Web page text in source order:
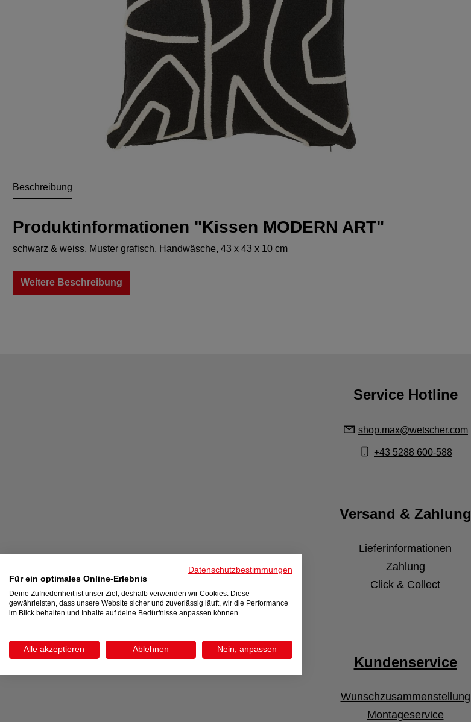
Beschreibung
Produktinformationen "Kissen MODERN ART"
schwarz & weiss, Muster grafisch, Handwäsche, 43 x 43 x 10 cm
Weitere Beschreibung
Service Hotline
shop.max@wetscher.com
+43 5288 600-588
Versand & Zahlung
Lieferinformationen
Zahlung
Click & Collect
Kundenservice
Wunschzusammenstellung
Montageservice
Datenschutzbestimmungen
Für ein optimales Online-Erlebnis
Deine Zufriedenheit ist unser Ziel, deshalb verwenden wir Cookies. Diese
gewährleisten, dass unsere Website sicher und zuverlässig läuft, wir die Performance
im Blick behalten und Inhalte auf deine Bedürfnisse anpassen können
Alle akzeptieren Ablehnen Nein, anpassen